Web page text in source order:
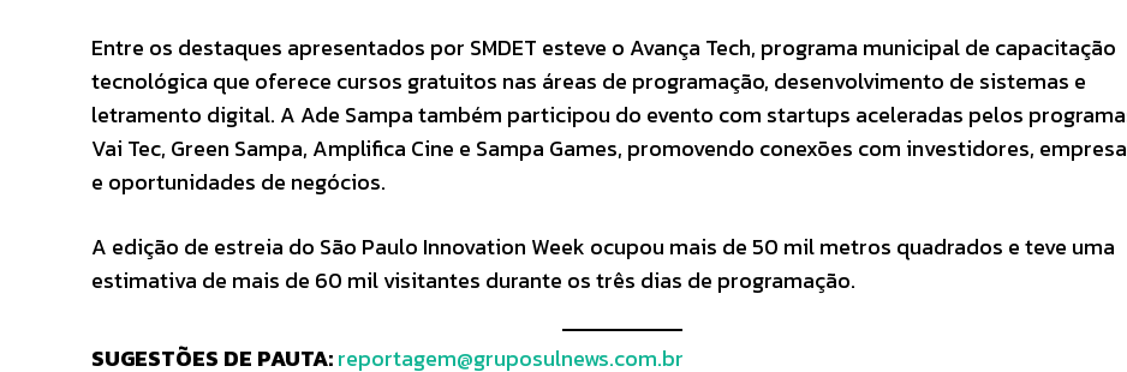
Entre os destaques apresentados por SMDET esteve o Avança Tech, programa municipal de capacitação
tecnológica que oferece cursos gratuitos nas áreas de programação, desenvolvimento de sistemas e
letramento digital. A Ade Sampa também participou do evento com startups aceleradas pelos
Vai Tec, Green Sampa, Amplifica Cine e Sampa Games, promovendo conexões com investidores,
e oportunidades de negócios.
A edição de estreia do São Paulo Innovation Week ocupou mais de 50 mil metros quadrados e teve uma
estimativa de mais de 60 mil visitantes durante os três dias de programação.
SUGESTÕES DE PAUTA:reportagem@gruposulnews.com.br